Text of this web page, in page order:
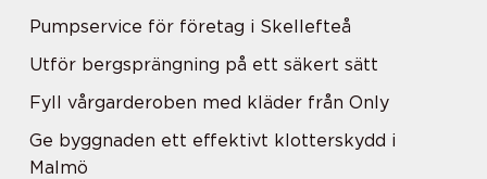
Pumpservice för företag i Skellefteå
Utför bergsprängning på ett säkert sätt
Fyll vårgarderoben med kläder från Only
Ge byggnaden ett effektivt klotterskydd i
Malmö